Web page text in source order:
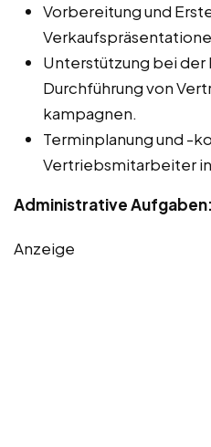
Vorbereitung und
Unterstützung bei der
Durchführung von
kampagnen.
Terminplanung und -
Vertriebsmitarbeiter
Administrative Aufgaben:
Anzeige